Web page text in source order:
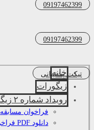
09197462399
09197462399
تیکت پشتیبانی
خانه
زیگورات
رویداد شماره ۲ زیگوآرت
فراخوان مسابقه
دانلود PDF فراخوان